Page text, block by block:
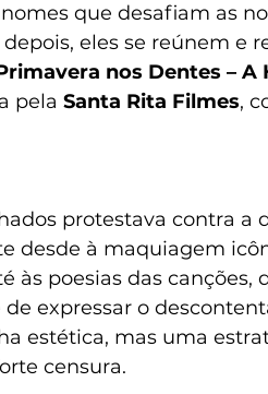
que desafiam as
eles se reúnem e
nos Dentes – A
pela Santa Rita Filmes,
protestava contra
desde à maquiagem
às poesias das
de expressar o
estética, mas uma
censura.